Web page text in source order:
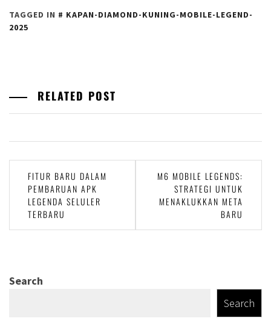
TAGGED IN
KAPAN-DIAMOND-KUNING-MOBILE-LEGEND-
2025
RELATED POST
Post
navigation
FITUR BARU DALAM
PEMBARUAN APK
LEGENDA SELULER
TERBARU
M6 MOBILE LEGENDS:
STRATEGI UNTUK
MENAKLUKKAN META
BARU
Search
Search